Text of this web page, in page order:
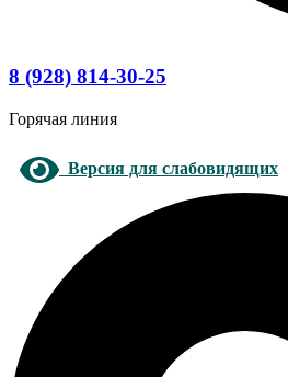
8 (928) 814-30-25
Горячая линия
Версия для слабовидящих